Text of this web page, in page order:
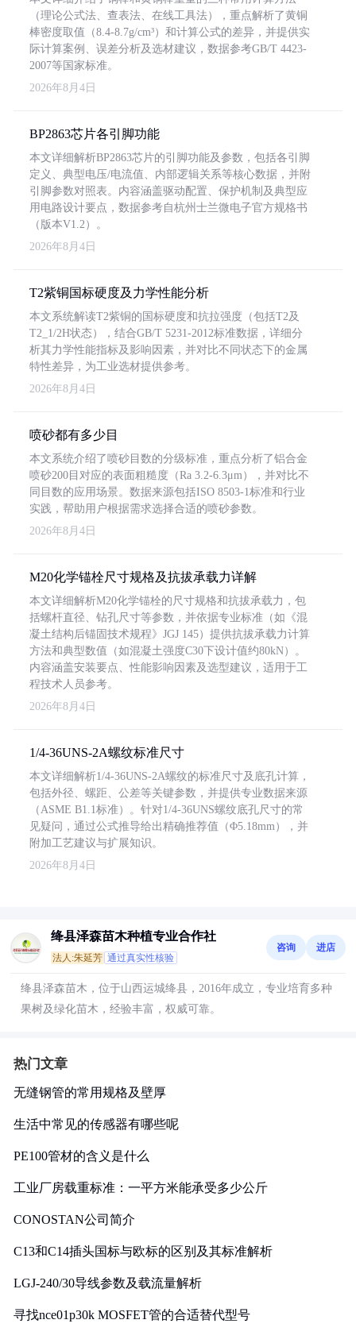
（理论公式法、查表法、在线工具法），重点解析了黄铜
棒密度取值（8.4-8.7g/cm³）和计算公式的差异，并提供实
际计算案例、误差分析及选材建议，数据参考GB/T 4423-
2007等国家标准。
2026年8月4日
BP2863芯片各引脚功能
本文详细解析BP2863芯片的引脚功能及参数，包括各引脚
定义、典型电压/电流值、内部逻辑关系等核心数据，并附
引脚参数对照表。内容涵盖驱动配置、保护机制及典型应
用电路设计要点，数据参考自杭州士兰微电子官方规格书
（版本V1.2）。
2026年8月4日
T2紫铜国标硬度及力学性能分析
本文系统解读T2紫铜的国标硬度和抗拉强度（包括T2及
T2_1/2H状态），结合GB/T 5231-2012标准数据，详细分
析其力学性能指标及影响因素，并对比不同状态下的金属
特性差异，为工业选材提供参考。
2026年8月4日
喷砂都有多少目
本文系统介绍了喷砂目数的分级标准，重点分析了铝合金
喷砂200目对应的表面粗糙度（Ra 3.2-6.3μm），并对比不
同目数的应用场景。数据来源包括ISO 8503-1标准和行业
实践，帮助用户根据需求选择合适的喷砂参数。
2026年8月4日
M20化学锚栓尺寸规格及抗拔承载力详解
本文详细解析M20化学锚栓的尺寸规格和抗拔承载力，包
括螺杆直径、钻孔尺寸等参数，并依据专业标准（如《混
凝土结构后锚固技术规程》JGJ 145）提供抗拔承载力计算
方法和典型数值（如混凝土强度C30下设计值约80kN）。
内容涵盖安装要点、性能影响因素及选型建议，适用于工
程技术人员参考。
2026年8月4日
1/4-36UNS-2A螺纹标准尺寸
本文详细解析1/4-36UNS-2A螺纹的标准尺寸及底孔计算，
包括外径、螺距、公差等关键参数，并提供专业数据来源
（ASME B1.1标准）。针对1/4-36UNS螺纹底孔尺寸的常
见疑问，通过公式推导给出精确推荐值（Φ5.18mm），并
附加工艺建议与扩展知识。
2026年8月4日
绛县泽森苗木种植专业合作社
法人:朱延芳 通过真实性核验
咨询 进店
绛县泽森苗木，位于山西运城绛县，2016年成立，专业培育多种
果树及绿化苗木，经验丰富，权威可靠。
热门文章
无缝钢管的常用规格及壁厚
生活中常见的传感器有哪些呢
PE100管材的含义是什么
工业厂房载重标准：一平方米能承受多少公斤
CONOSTAN公司简介
C13和C14插头国标与欧标的区别及其标准解析
LGJ-240/30导线参数及载流量解析
寻找nce01p30k MOSFET管的合适替代型号